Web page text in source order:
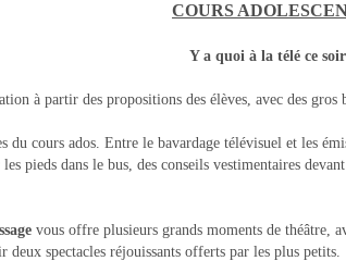
COURS
Y a quoi à la télé ce
à partir des propositions des élèves, avec des gros
du cours ados. Entre le bavardage télévisuel et les
pieds dans le bus, des conseils vestimentaires
vous offre plusieurs grands moments de théâtre,
spectacles réjouissants offerts par les plus petits.